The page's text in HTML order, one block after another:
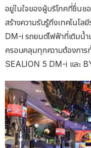
อยู่ในใจของผู้บริโภคที่ชื่นช
สร้างความรับรู้ถึงเทคโนโ
DM-i รถยนต์ไฟฟ้าที่เติมน้
ครอบคลุมทุกความต้องกา
SEALION 5 DM-i และ